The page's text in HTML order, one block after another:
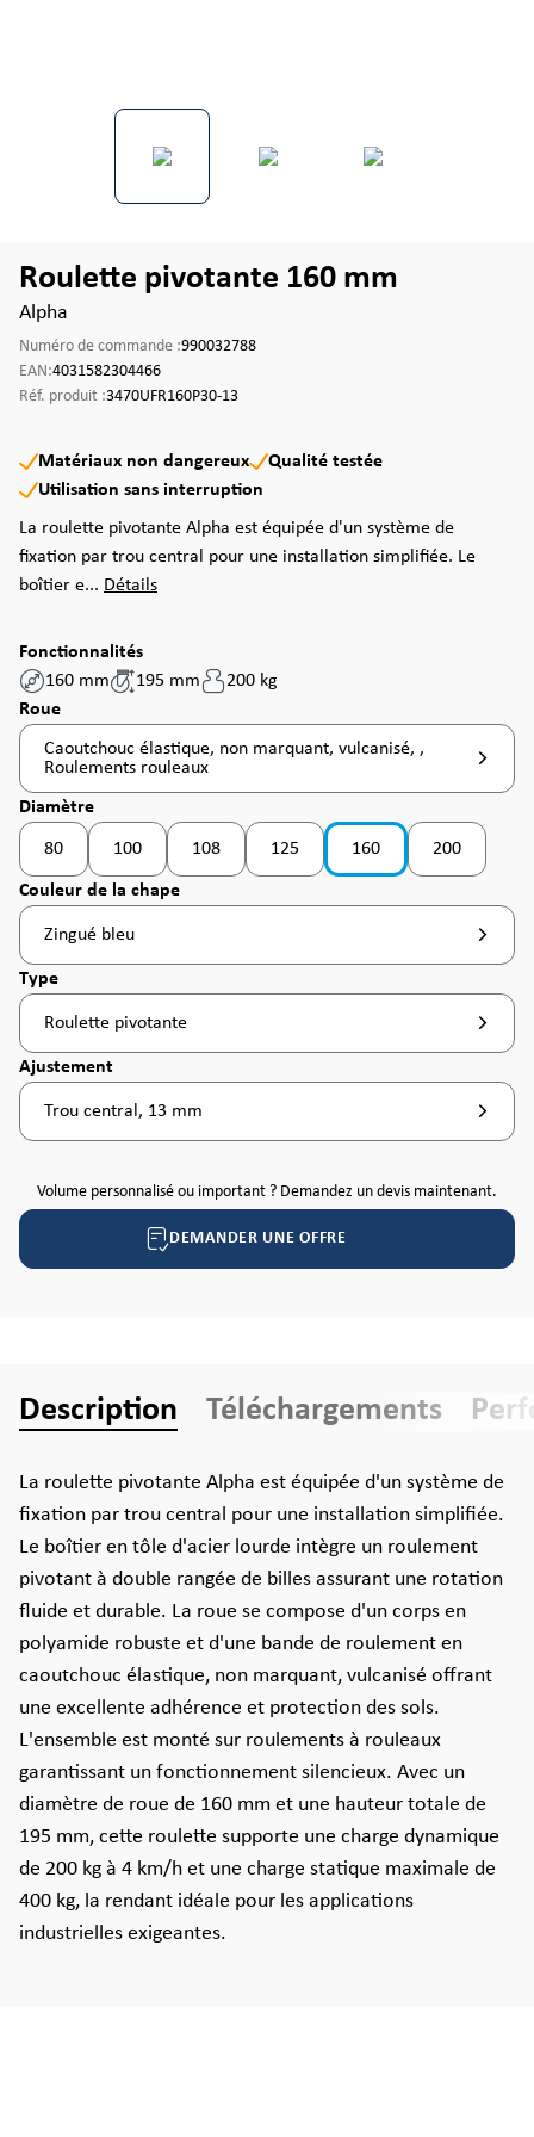
Roulette pivotante 160 mm
Alpha
Numéro de commande :990032788
EAN:4031582304466
Réf. produit :3470UFR160P30-13
Matériaux non dangereux
Qualité testée
Utilisation sans interruption
La roulette pivotante Alpha est équipée d'un système de
fixation par trou central pour une installation simplifiée. Le
boîtier e... Détails
Fonctionnalités
160 mm
195 mm
200 kg
Sélectionnez
Roue
Caoutchouc élastique, non marquant, vulcanisé, ,
Roulements rouleaux
Sélectionnez
Diamètre
80
(Cette option n'est pas disponible pour le moment. )
100 108
(Cette option n'est pas disponible pour le
125 160 200
Sélectionnez
Couleur de la chape
Zingué bleu
Sélectionnez
Type
Roulette pivotante
Sélectionnez
Ajustement
Trou central, 13 mm
Volume personnalisé ou important ? Demandez un devis maintenant.
DEMANDER UNE OFFRE
Description Téléchargements
La roulette pivotante Alpha est équipée d'un système de
fixation par trou central pour une installation simplifiée.
Le boîtier en tôle d'acier lourde intègre un roulement
pivotant à double rangée de billes assurant une rotation
fluide et durable. La roue se compose d'un corps en
polyamide robuste et d'une bande de roulement en
caoutchouc élastique, non marquant, vulcanisé offrant
une excellente adhérence et protection des sols.
L'ensemble est monté sur roulements à rouleaux
garantissant un fonctionnement silencieux. Avec un
diamètre de roue de 160 mm et une hauteur totale de
195 mm, cette roulette supporte une charge dynamique
de 200 kg à 4 km/h et une charge statique maximale de
400 kg, la rendant idéale pour les applications
industrielles exigeantes.